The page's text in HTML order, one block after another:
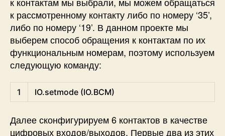
к рассмотренному контакту либо по номеру ‘35’,
либо по номеру ‘19’. В данном проекте мы
выберем способ обращения к контактам по их
функциональным номерам, поэтому используем
следующую команду:
1 IO.setmode (IO.BCM)
Далее сконфигурируем 6 контактов в качестве
цифровых входов/выходов. Первые два из этих